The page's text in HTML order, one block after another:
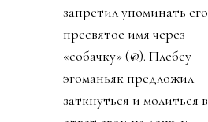
запретил упоминать его
пресвятое имя через
«собачку» (@). Плебсу
эгоманьяк предложил
заткнуться и молиться в